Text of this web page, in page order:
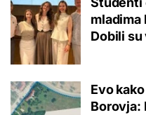
mladima
Dobili su
Evo
Borovja: